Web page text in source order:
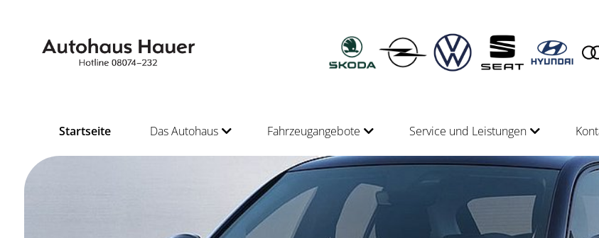
Startseite Das Autohaus Fahrzeugangebote Service und Leistungen